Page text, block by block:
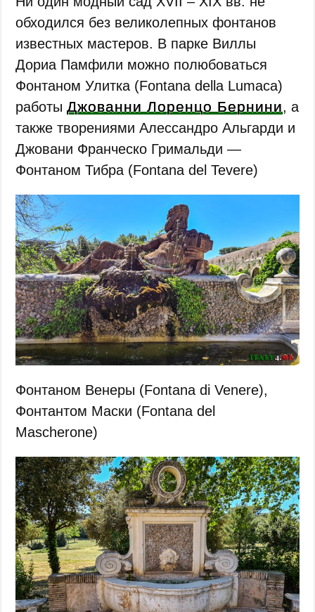
обходился без великолепных фонтанов
известных мастеров. В парке Виллы
Дориа Памфили можно полюбоваться
Фонтаном Улитка (Fontana della Lumaca)
работыДжованни Лоренцо Бернини, а
также творениями Алессандро Альгарди и
Джовани Франческо Гримальди —
Фонтаном Тибра (Fontana del Tevere)
Фонтаном Венеры (Fontana di Venere),
Фонтантом Маски (Fontana del
Mascherone)